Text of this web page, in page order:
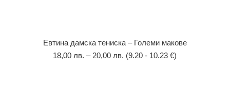
Евтина дамска тениска – Големи макове
18,00 лв. – 20,00 лв. (9.20 - 10.23 €)